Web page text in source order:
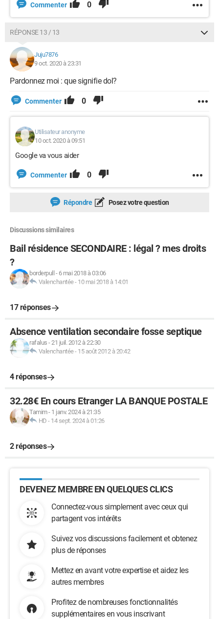
Commenter 0
RÉPONSE 13 / 13
Juju7876
9 oct. 2020 à 23:31
Pardonnez moi : que signifie dol?
Commenter 0
Utilisateur anonyme
10 oct. 2020 à 09:51
Google va vous aider
Commenter 0
Répondre Posez votre question
Discussions similaires
Bail résidence SECONDAIRE : légal ? mes droits
?
borderpull - 6 mai 2018 à 03:06
Valenchantée- 10 mai 2018 à 14:01
17 réponses
Absence ventilation secondaire fosse septique
rafalus -21 juil. 2012 à 22:30
Valenchantée- 15 août 2012 à 20:42
4 réponses
32.28€ En cours Etranger LA BANQUE POSTALE
Tamim- 1 janv. 2024 à 21:35
HD - 14 sept. 2024 à 01:26
2 réponses
DEVENEZ MEMBRE EN QUELQUES CLICS
Connectez-vous simplement avec ceux qui
partagent vos intérêts
Suivez vos discussions facilement et obtenez
plus de réponses
Mettez en avant votre expertise et aidez les
autres membres
Profitez de nombreuses fonctionnalités
supplémentaires en vous inscrivant